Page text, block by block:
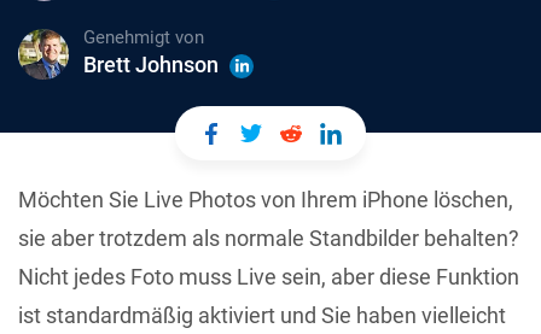
Genehmigt von
Brett Johnson
Möchten Sie Live Photos von Ihrem iPhone löschen,
sie aber trotzdem als normale Standbilder behalten?
Nicht jedes Foto muss Live sein, aber diese Funktion
ist standardmäßig aktiviert und Sie haben vielleicht